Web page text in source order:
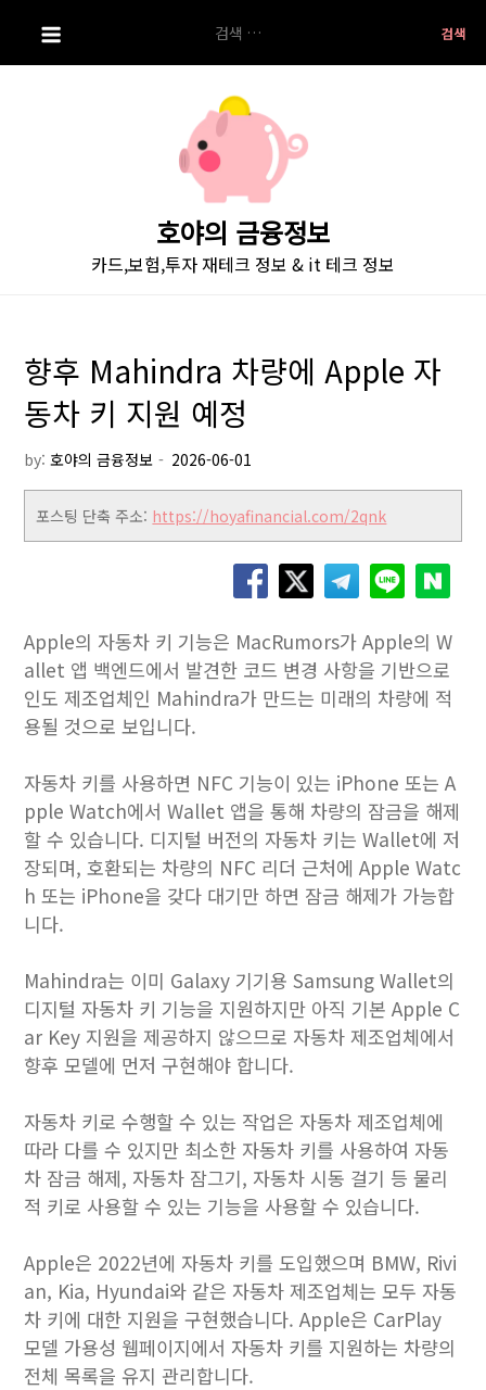
i
색:
호야의 금융정보
카드,보험,투자 재테크 정보 & it 테크 정보
향후 Mahindra 차량에 Apple 자
동차 키 지원 예정
by:호야의 금융정보
포스팅 단축 주소: https://hoyafinancial.com/2qnk
Apple의 자동차 키 기능은 MacRumors가 Apple의 W
allet 앱 백엔드에서 발견한 코드 변경 사항을 기반으로
인도 제조업체인 Mahindra가 만드는 미래의 차량에 적
용될 것으로 보입니다.
자동차 키를 사용하면 NFC 기능이 있는 iPhone 또는 A
pple Watch에서 Wallet 앱을 통해 차량의 잠금을 해제
할 수 있습니다. 디지털 버전의 자동차 키는 Wallet에 저
장되며, 호환되는 차량의 NFC 리더 근처에 Apple Watc
h 또는 ‌iPhone‌을 갖다 대기만 하면 잠금 해제가 가능합
니다.
Mahindra는 이미 Galaxy 기기용 Samsung Wallet의
디지털 자동차 키 기능을 지원하지만 아직 기본 Apple C
ar Key 지원을 제공하지 않으므로 자동차 제조업체에서
향후 모델에 먼저 구현해야 합니다.
자동차 키로 수행할 수 있는 작업은 자동차 제조업체에
따라 다를 수 있지만 최소한 자동차 키를 사용하여 자동
차 잠금 해제, 자동차 잠그기, 자동차 시동 걸기 등 물리
적 키로 사용할 수 있는 기능을 사용할 수 있습니다.
Apple은 2022년에 자동차 키를 도입했으며 BMW, Rivi
an, Kia, Hyundai와 같은 자동차 제조업체는 모두 자동
차 키에 대한 지원을 구현했습니다. Apple은 CarPlay
모델 가용성 웹페이지에서 자동차 키를 지원하는 차량의
전체 목록을 유지 관리합니다.